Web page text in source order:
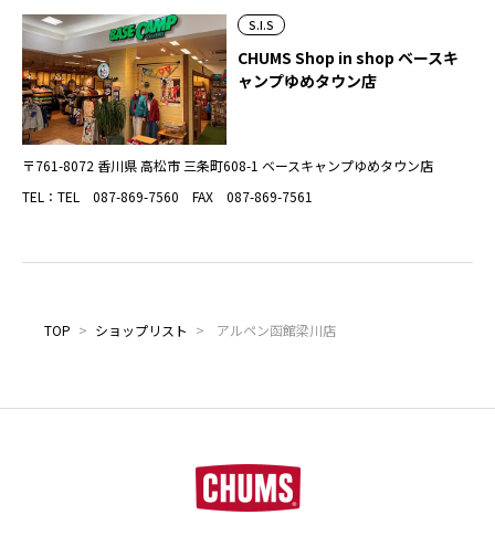
S.I.S
CHUMS Shop in shop ベースキ
ャンプゆめタウン店
〒761-8072 香川県 高松市 三条町608-1 ベースキャンプゆめタウン店
TEL：TEL 087-869-7560 FAX 087-869-7561
TOP > ショップリスト > アルペン函館梁川店